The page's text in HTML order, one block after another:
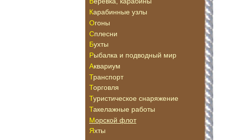
Карабинные узлы
Огоны
Сплесни
Бухты
Рыбалка и подводный мир
Аквариум
Транспорт
Торговля
Туристическое снаряжение
Такелажные работы
Морской флот
Яхты